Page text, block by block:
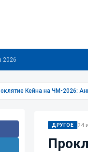
2026
Кейна на ЧМ-2026:
ДРУГОЕ 24